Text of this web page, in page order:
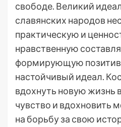
свободе. Великий
славянских народов
практическую и
нравственную
формирующую
настойчивый идеал.
вдохнуть новую жизнь
чувство и вдохновить
на борьбу за свою